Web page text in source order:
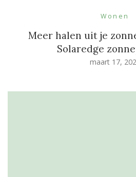
Wonen
Meer halen uit je
Solaredge
maart 17,